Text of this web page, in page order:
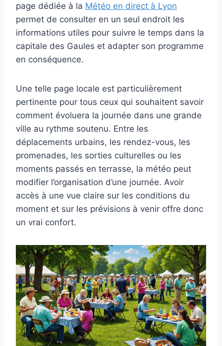
page dédiée à la Météo en direct à Lyon
permet de consulter en un seul endroit les
informations utiles pour suivre le temps dans la
capitale des Gaules et adapter son programme
en conséquence.
Une telle page locale est particulièrement
pertinente pour tous ceux qui souhaitent savoir
comment évoluera la journée dans une grande
ville au rythme soutenu. Entre les
déplacements urbains, les rendez-vous, les
promenades, les sorties culturelles ou les
moments passés en terrasse, la météo peut
modifier l’organisation d’une journée. Avoir
accès à une vue claire sur les conditions du
moment et sur les prévisions à venir offre donc
un vrai confort.